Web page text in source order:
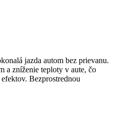
jazda autom bez prievanu.
a zníženie teploty v aute, čo
Bezprostrednou